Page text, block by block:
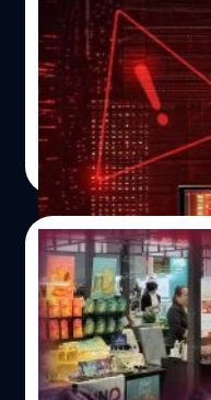
ข่าวมิจฉาชีพออนไล
ต่อเนื่อง โดยเฉพาะก
องค์กรใหญ่ และการใ
ลักษณ์เพื่อเจาะระบบค
ๆ อย่างไรก็ตาม ไทยไ
ประเทศเพื่อนบ้านใน
ว่าจะเป็นการที่ประช
เครื่องมือในขบวนการ
จำนวนมหาศาล’ ที่ดึง
เอเชียแปซิฟิกเติบโตอ
ล่าสุดจากองค์การตำร
อาชญากรรมไซเบอร์เ
2026 การหลอกลวงอ
อาชญากรรมทางไซเบ
สูญเสียทางการเงินมา
กานต์สิรี บัววิชัยศิลป์ | 42
Read More
26/06/2026
SITE 2026 ยกส
ตาร์ตอัปเทคโนโ
เกอร์ไว้ในงานเดี
ถ้าถามว่างานเทคโนโ